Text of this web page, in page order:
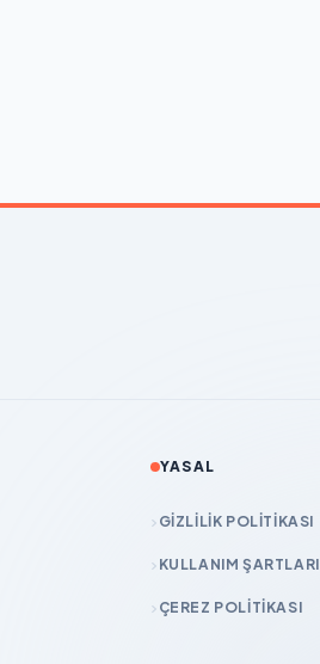
YASAL
GIZLILIK POLITIKASI
KULLANIM ŞARTLARI
ÇEREZ POLITIKASI